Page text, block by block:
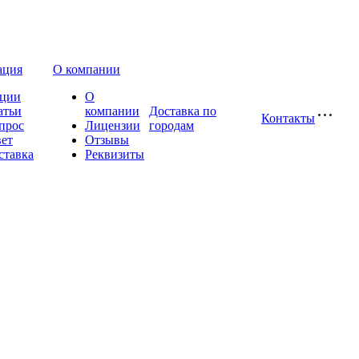
О компании
О
компании
Лицензии
Отзывы
Реквизиты
Доставка по
городам
Контакты